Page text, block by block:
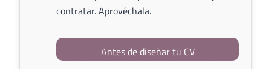
contratar. Aprovéchala.
Antes de diseñar tu CV